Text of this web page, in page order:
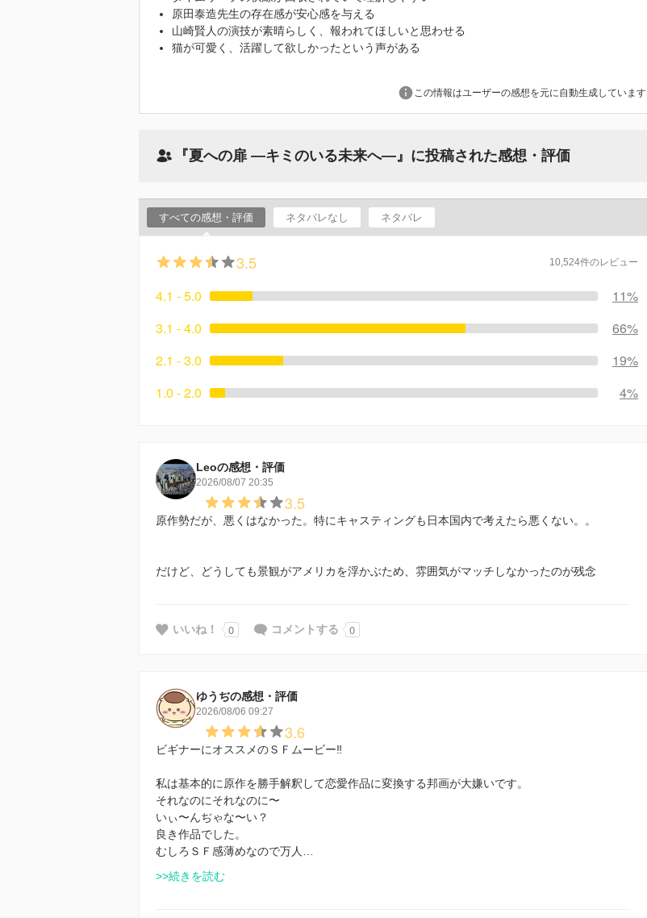
原田泰造先生の存在感が安心感を与える
山崎賢人の演技が素晴らしく、報われてほしいと思わせる
猫が可愛く、活躍して欲しかったという声がある
この情報はユーザーの感想を元に自動生成しています
『夏への扉 ―キミのいる未来へ―』に投稿された感想・評価
すべての感想・評価 ネタバレなし ネタバレ
3.5 10,524件のレビュー
4.1 - 5.0
11%
3.1 - 4.0
66%
2.1 - 3.0
19%
1.0 - 2.0
4%
Leoの感想・評価
2026/08/07 20:35
3.5
原作勢だが、悪くはなかった。特にキャスティングも日本国内で考えたら悪くない。。
だけど、どうしても景観がアメリカを浮かぶため、雰囲気がマッチしなかったのが残念
いいね！ 0 コメントする 0
ゆうぢの感想・評価
2026/08/06 09:27
3.6
ビギナーにオススメのＳＦムービー‼️
私は基本的に原作を勝手解釈して恋愛作品に変換する邦画が大嫌いです。
それなのにそれなのに〜
いぃ〜んぢゃな〜い？
良き作品でした。
むしろＳＦ感薄めなので万人…
>>続きを読む